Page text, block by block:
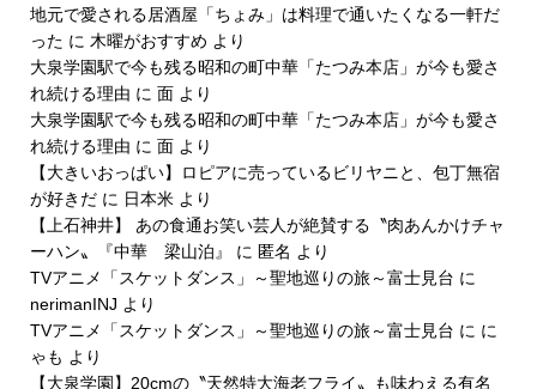
地元で愛される居酒屋「ちょみ」は料理で通いたくなる一軒だ
った に 木曜がおすすめ より
大泉学園駅で今も残る昭和の町中華「たつみ本店」が今も愛さ
れ続ける理由 に 面より
大泉学園駅で今も残る昭和の町中華「たつみ本店」が今も愛さ
れ続ける理由 に 面より
【大きいおっぱい】ロピアに売っているビリヤニと、包丁無宿
が好きだに 日本米より
【上石神井】 あの食通お笑い芸人が絶賛する〝肉あんかけチャ
ーハン〟『中華 梁山泊』
に 匿名 より
TVアニメ「スケットダンス」～聖地巡りの旅～富士見台 に
nerimanINJ より
TVアニメ「スケットダンス」～聖地巡りの旅～富士見台 に に
ゃも より
【大泉学園】20cmの〝天然特大海老フライ〟も味わえる有名